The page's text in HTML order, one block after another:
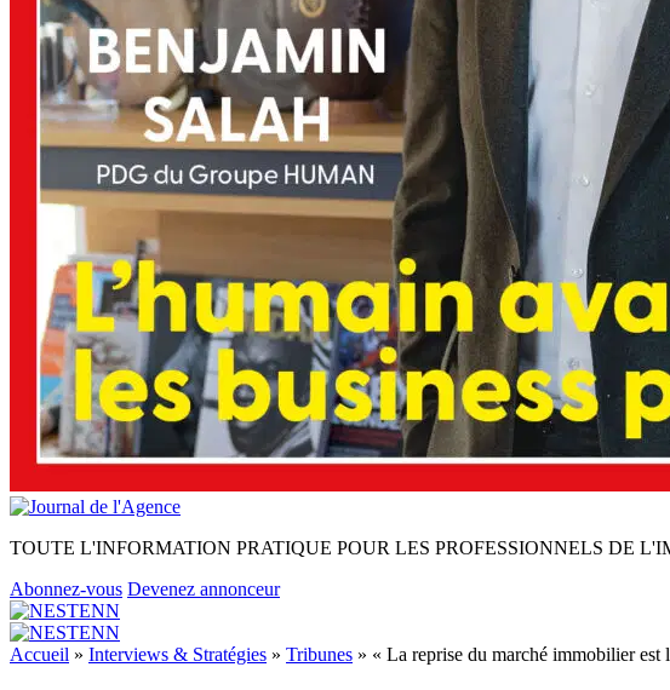
TOUTE L'INFORMATION PRATIQUE POUR LES PROFESSIONNELS DE
Abonnez-vous Devenez annonceur
Accueil » Interviews & Stratégies » Tribunes » « La reprise du marché immobilier est